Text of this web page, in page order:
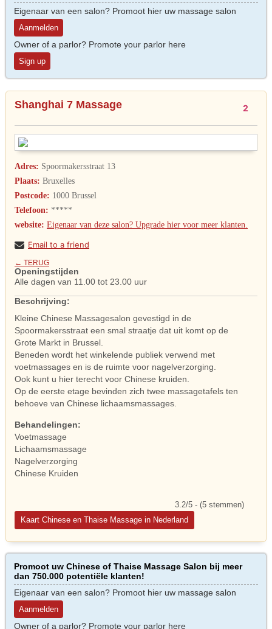
Eigenaar van een salon? Promoot hier uw massage salon
Aanmelden
Owner of a parlor? Promote your parlor here
Sign up
Shanghai 7 Massage 2
Adres: Spoormakersstraat 13
Plaats: Bruxelles
Postcode: 1000 Brussel
Telefoon: *****
website: Eigenaar van deze salon? Upgrade hier voor meer klanten.
Email to a friend
← TERUG
Openingstijden
Alle dagen van 11.00 tot 23.00 uur
Beschrijving:
Kleine Chinese Massagesalon gevestigd in de
Spoormakersstraat een smal straatje dat uit komt op de
Grote Markt in Brussel.
Beneden wordt het winkelende publiek verwend met
voetmassages en is de ruimte voor nagelverzorging.
Ook kunt u hier terecht voor Chinese kruiden.
Op de eerste etage bevinden zich twee massagetafels ten
behoeve van Chinese lichaamsmassages.
Behandelingen:
Voetmassage
Lichaamsmassage
Nagelverzorging
Chinese Kruiden
3.2/5 - (5 stemmen)
Kaart Chinese en Thaise Massage in Nederland
Promoot uw Chinese of Thaise Massage Salon bij meer
dan 750.000 potentiële klanten!
Eigenaar van een salon? Promoot hier uw massage salon
Aanmelden
Owner of a parlor? Promote your parlor here